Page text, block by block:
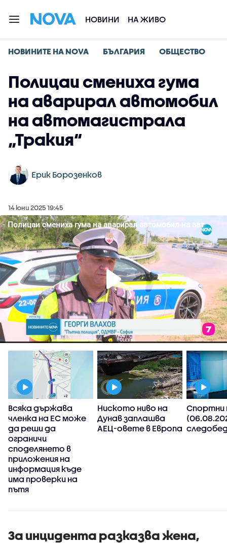
НОВИНИ НА ЖИВО
НОВИНИТЕ НА NOVA БЪЛГАРИЯ ОБЩЕСТВО
Полицаи смениха гума
на аварирал автомобил
на автомагистрала
„Тракия“
Ерик Борозенков
14 юни 2025 19:45
Всяка държава
членка на ЕС може
да реши да
ограничи
споделянето в
приложения на
информация къде
има проверки на
пътя
Ниското ниво на
Дунав заплашва
АЕЦ-овете в Европа
Спортни
За инцидента разказва жена,